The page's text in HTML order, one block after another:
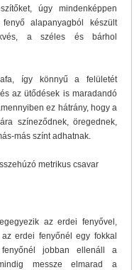
úgy mindenképpen
alapanyagból készült
a széles és bárhol
így könnyű a felületét
az ütődések is maradandó
ez hátrány, hogy a
színeződnek, öregednek,
más színt adhatnak.
metrikus csavar
az erdei fenyővel,
erdei fenyőnél egy fokkal
jobban ellenáll a
messze elmarad a